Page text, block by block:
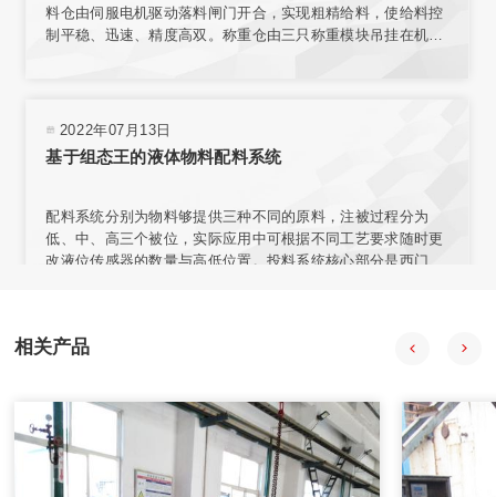
料仓由伺服电机驱动落料闸门开合，实现粗精给料，使给料控
制平稳、迅速、精度高双。称重仓由三只称重模块吊挂在机架
量，称量模块固定在网板上，且允许重新安装传感器排列位置
或选择网板不同区域安装。
2022年07月13日
基于组态王的液体物料配料系统
配料系统分别为物料够提供三种不同的原料，注被过程分为
低、中、高三个被位，实际应用中可根据不同工艺要求随时更
改液位传感器的数量与高低位置。投料系统核心部分是西门子
会获得数据并通过组态王特其同步显示。
2020年08月18日
自动配料系统采用中药工艺控制技术、计算机技术、信息技
术、现代检测技术、APC技术和专家系统，提供自动化整体解
决方案。
相关产品